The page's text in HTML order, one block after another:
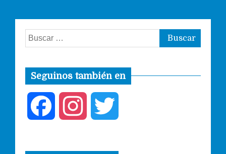
Buscar:
Seguinos también en